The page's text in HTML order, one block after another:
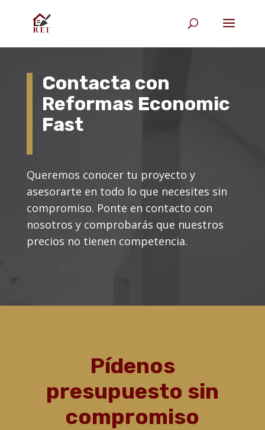
Contacta con
Reformas Economic
Fast
Queremos conocer tu proyecto y
asesorarte en todo lo que necesites sin
compromiso. Ponte en contacto con
nosotros y comprobarás que nuestros
precios no tienen competencia.
Pídenos
presupuesto sin
compromiso